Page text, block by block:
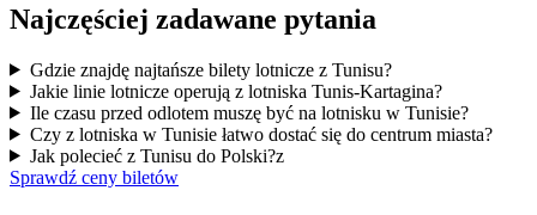
Najczęściej zadawane pytania
Gdzie znajdę najtańsze bilety lotnicze z Tunisu?
Jakie linie lotnicze operują z lotniska Tunis-Kartagina?
Ile czasu przed odlotem muszę być na lotnisku w Tunisie?
Czy z lotniska w Tunisie łatwo dostać się do centrum miasta?
Jak polecieć z Tunisu do Polski?z
Sprawdź ceny biletów